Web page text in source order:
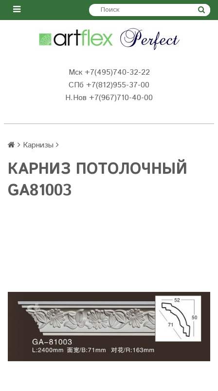
Мск +7(495)740-32-22
СПб +7(812)955-37-00
Н.Нов +7(967)710-40-00
Карнизы
КАРНИЗ ПОТОЛОЧНЫЙ
GA81003